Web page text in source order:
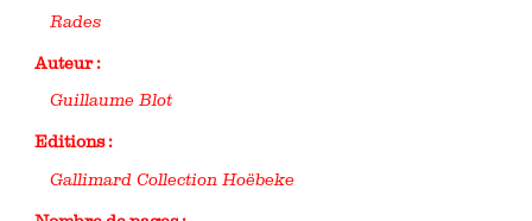
Rades
Auteur :
Guillaume Blot
Editions :
Gallimard Collection Hoëbeke